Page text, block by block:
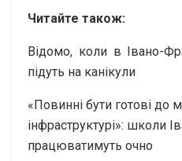
Читайте також:
Відомо, коли в Івано-
підуть на канікули
«Повинні бути готові до
інфраструктурі»: школи
працюватимуть очно